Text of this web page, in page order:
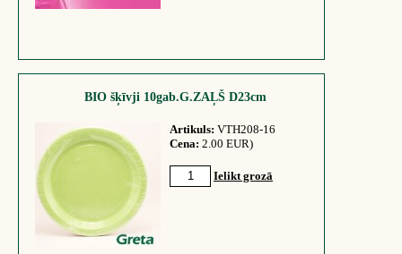
BIO šķīvji 10gab.G.ZAĻŠ D23cm
Artikuls: VTH208-16
Cena: 2.00 EUR)
Ielikt grozā